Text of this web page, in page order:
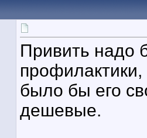
Привить надо
было бы его
дешевые.